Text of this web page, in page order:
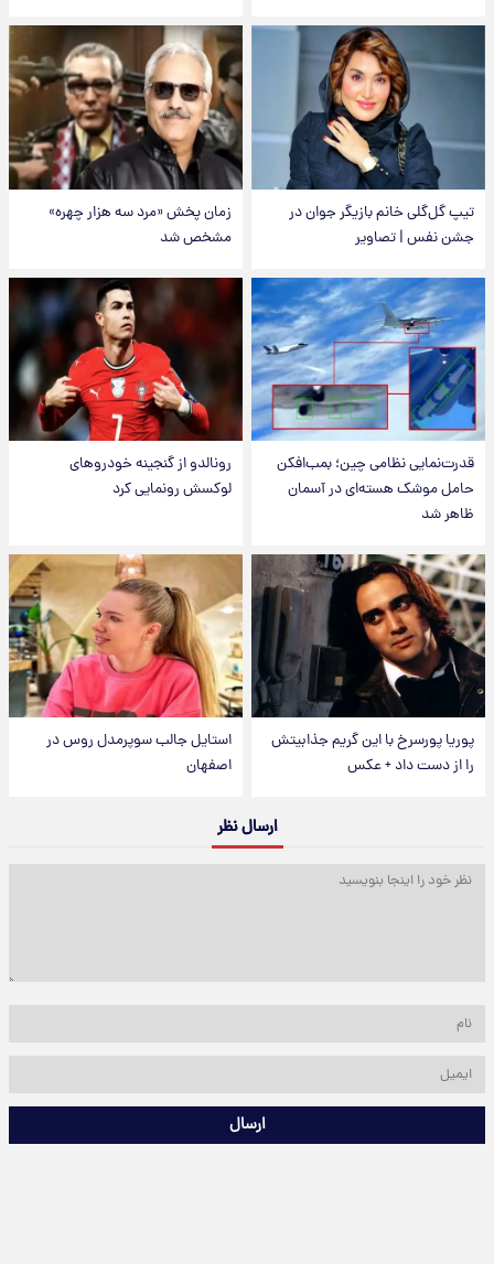
تیپ گل‌گلی خانم بازیگر جوان در
جشن نفس | تصاویر
زمان پخش «مرد سه هزار چهره»
مشخص شد
قدرت‌نمایی نظامی چین؛ بمب‌افکن
حامل موشک هسته‌ای در آسمان
ظاهر شد
رونالدو از گنجینه خودروهای
لوکسش رونمایی کرد
پوریا پورسرخ با این گریم جذابیتش
را از دست داد + عکس
استایل جالب سوپرمدل روس در
اصفهان
ارسال نظر
ارسال